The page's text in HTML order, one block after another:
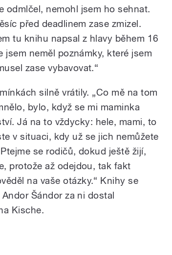
odmlčel, nemohl jsem ho sehnat.
před deadlinem zase zmizel.
tu knihu napsal z hlavy během 16
neměl poznámky, které jsem
zase vybavovat.“
silně vrátily. „Co mě na tom
bylo, když se mi maminka
Já na to vždycky: hele, mami, to
v situaci, kdy už se jich nemůžete
se rodičů, dokud ještě žijí,
protože až odejdou, tak fakt
na vaše otázky.“ Knihy se
Šándor za ni dostal
Kische.